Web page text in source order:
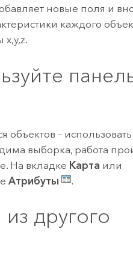
новые поля и
каждого
–
выборка, работа
На вкладке Карта или
Атрибуты .
другого